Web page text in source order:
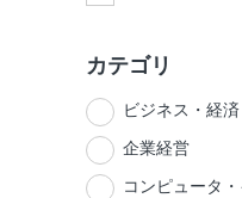
カテゴリ
ビジネス・経
企業経営
コンピュータ